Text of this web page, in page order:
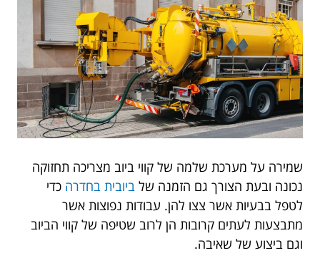
שמירה על מערכת שלמה של קווי ביוב מצריכה תחזוקה
נכונה ובעת הצורך גם הזמנה של ביובית בחדרה כדי
לטפל בבעיות אשר צצו להן. עבודות נפוצות אשר
מתבצעות לעתים קרובות הן לרוב שטיפה של קווי הביוב
וגם ביצוע של שאיבה.